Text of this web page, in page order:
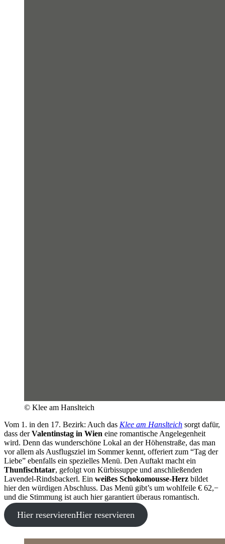
© Klee am Hanslteich
Vom 1. in den 17. Bezirk: Auch das Klee am Hanslteich sorgt dafür,
dass derValentinstag in Wien eine romantische Angelegenheit
wird. Denn das wunderschöne Lokal an der Höhenstraße, das man
vor allem als Ausflugsziel im Sommer kennt, offeriert zum “Tag der
Liebe” ebenfalls ein spezielles Menü. Den Auftakt macht ein
Thunfischtatar, gefolgt von Kürbissuppe und anschließenden
Lavendel-Rindsbackerl. Ein weißes Schokomousse-Herz bildet
hier den würdigen Abschluss. Das Menü gibt’s um wohlfeile € 62,−
und die Stimmung ist auch hier garantiert überaus romantisch.
Hier reservierenHier reservieren